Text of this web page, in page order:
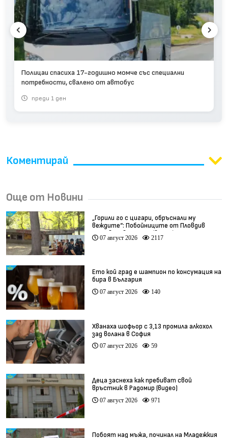
Полицаи спасиха 17-годишно момче със специални
потребности, свалено от автобус
преди 1 ден
Коментирай
Още от Новини
„Горили го с цигари, обръснали му
веждите“: Побойниците от Пловдив
остават в ареста (видео)
07 август 2026 2117
Ето кой град е шампион по консумация на
бира в България
07 август 2026 140
Хванаха шофьор с 3,13 промила алкохол
зад волана в София
07 август 2026 59
Деца заснеха как пребиват свой
връстник в Радомир (видео)
07 август 2026 971
Побоят над мъжа, починал на Младежкия